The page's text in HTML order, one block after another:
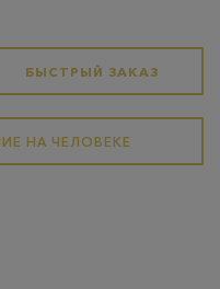
БЫСТРЫЙ ЗАКАЗ
НА ЧЕЛОВЕКЕ